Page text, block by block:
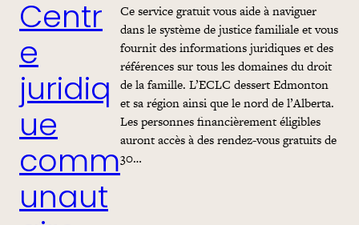
Centr
e
juridiq
ue
comm
unaut
Ce service gratuit vous aide à naviguer
dans le système de justice familiale et vous
fournit des informations juridiques et des
références sur tous les domaines du droit
de la famille. L’ECLC dessert Edmonton
et sa région ainsi que le nord de l’Alberta.
Les personnes financièrement éligibles
auront accès à des rendez-vous gratuits de
30…